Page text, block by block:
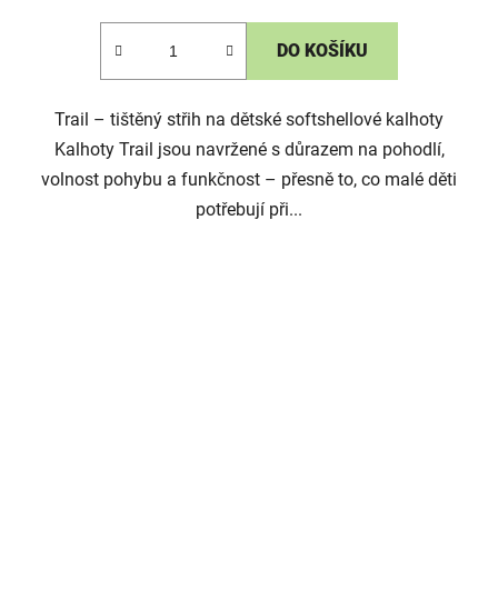
DO KOŠÍKU
Trail – tištěný střih na dětské softshellové kalhoty
Kalhoty Trail jsou navržené s důrazem na pohodlí,
volnost pohybu a funkčnost – přesně to, co malé děti
potřebují při...